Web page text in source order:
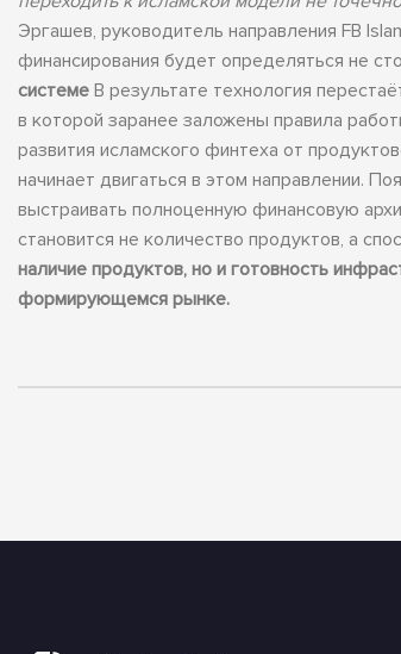
Эргашев, руководитель направления FB
финансирования будет определяться не
системе В результате технология
в которой заранее заложены правила
развития исламского финтеха от
начинает двигаться в этом направлении.
выстраивать полноценную финансовую
становится не количество продуктов, а
наличие продуктов, но и готовность
формирующемся рынке.